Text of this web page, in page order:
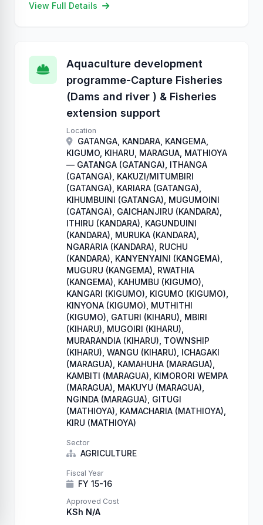
View Full Details
Aquaculture development
programme-Capture Fisheries
(Dams and river ) & Fisheries
extension support
Location
GATANGA, KANDARA, KANGEMA,
KIGUMO, KIHARU, MARAGUA, MATHIOYA
— GATANGA (GATANGA), ITHANGA
(GATANGA), KAKUZI/MITUMBIRI
(GATANGA), KARIARA (GATANGA),
KIHUMBUINI (GATANGA), MUGUMOINI
(GATANGA), GAICHANJIRU (KANDARA),
ITHIRU (KANDARA), KAGUNDUINI
(KANDARA), MURUKA (KANDARA),
NGARARIA (KANDARA), RUCHU
(KANDARA), KANYENYAINI (KANGEMA),
MUGURU (KANGEMA), RWATHIA
(KANGEMA), KAHUMBU (KIGUMO),
KANGARI (KIGUMO), KIGUMO (KIGUMO),
KINYONA (KIGUMO), MUTHITHI
(KIGUMO), GATURI (KIHARU), MBIRI
(KIHARU), MUGOIRI (KIHARU),
MURARANDIA (KIHARU), TOWNSHIP
(KIHARU), WANGU (KIHARU), ICHAGAKI
(MARAGUA), KAMAHUHA (MARAGUA),
KAMBITI (MARAGUA), KIMORORI WEMPA
(MARAGUA), MAKUYU (MARAGUA),
NGINDA (MARAGUA), GITUGI
(MATHIOYA), KAMACHARIA (MATHIOYA),
KIRU (MATHIOYA)
Sector
AGRICULTURE
Fiscal Year
FY 15-16
Approved Cost
KSh N/A